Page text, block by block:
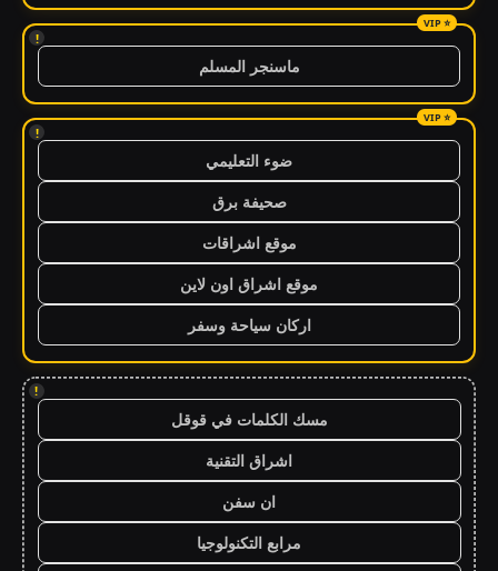
!
ماسنجر المسلم
!
ضوء التعليمي
صحيفة برق
موقع اشراقات
موقع اشراق اون لاين
اركان سياحة وسفر
!
مسك الكلمات في قوقل
اشراق التقنية
ان سفن
مرابع التكنولوجيا